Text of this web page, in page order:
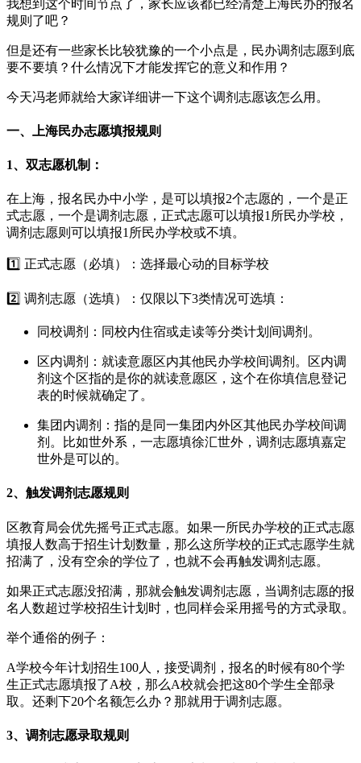
我想到这个时间节点了，家长应该都已经清楚上海民办的报名
规则了吧？
但是还有一些家长比较犹豫的一个小点是，民办调剂志愿到底
要不要填？什么情况下才能发挥它的意义和作用？
今天冯老师就给大家详细讲一下这个调剂志愿该怎么用。
一、上海民办志愿填报规则
1、双志愿机制：
在上海，报名民办中小学，是可以填报2个志愿的，一个是正
式志愿，一个是调剂志愿，正式志愿可以填报1所民办学校，
调剂志愿则可以填报1所民办学校或不填。
1️⃣ 正式志愿（必填）：选择最心动的目标学校
2️⃣ 调剂志愿（选填）：仅限以下3类情况可选填：
同校调剂：同校内住宿或走读等分类计划间调剂。
区内调剂：就读意愿区内其他民办学校间调剂。区内调
剂这个区指的是你的就读意愿区，这个在你填信息登记
表的时候就确定了。
集团内调剂：指的是同一集团内外区其他民办学校间调
剂。比如世外系，一志愿填徐汇世外，调剂志愿填嘉定
世外是可以的。
2、触发调剂志愿规则
区教育局会优先摇号正式志愿。如果一所民办学校的正式志愿
填报人数高于招生计划数量，那么这所学校的正式志愿学生就
招满了，没有空余的学位了，也就不会再触发调剂志愿。
如果正式志愿没招满，那就会触发调剂志愿，当调剂志愿的报
名人数超过学校招生计划时，也同样会采用摇号的方式录取。
举个通俗的例子：
A学校今年计划招生100人，接受调剂，报名的时候有80个学
生正式志愿填报了A校，那么A校就会把这80个学生全部录
取。还剩下20个名额怎么办？那就用于调剂志愿。
3、调剂志愿录取规则